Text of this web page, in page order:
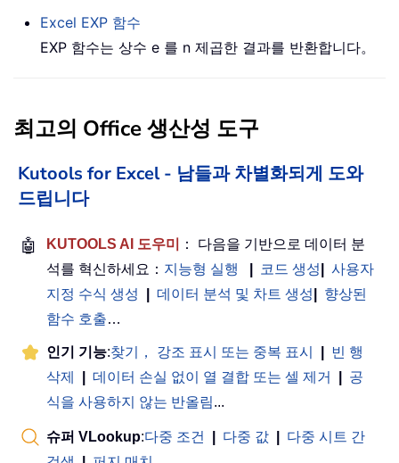
Excel EXP 함수
EXP 함수는 상수 e 를 n 제곱한 결과를 반환합니다。
최고의 Office 생산성 도구
Kutools for Excel - 남들과 차별화되게 도와
드립니다
🤖 KUTOOLS AI 도우미
： 다음을 기반으로 데이터 분
석를 혁신하세요： 지능형 실행 코드 생성
사용자
지정 수식 생성
데이터 분석 및 차트 생성
향상된
함수 호출…
인기 기능:찾기， 강조 표시 또는 중복 표시
빈 행
삭제
데이터 손실 없이 열 결합 또는 셀 제거
공
식을 사용하지 않는 반올림...
슈퍼 VLookup:다중 조건 다중 값
다중 시트 간